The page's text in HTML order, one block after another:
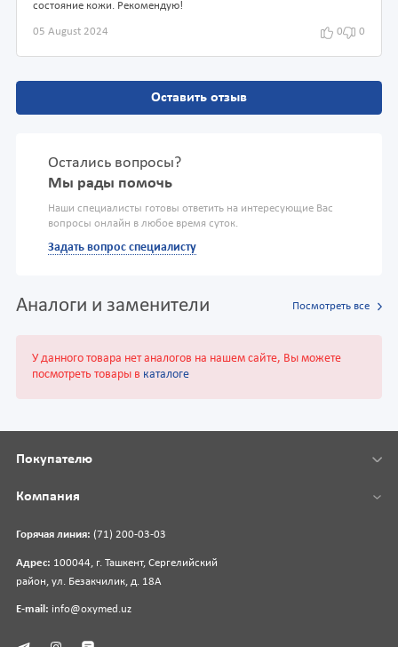
состояние кожи. Рекомендую!
05 August 2024 0 0
Оставить отзыв
Остались вопросы?
Мы рады помочь
Наши специалисты готовы ответить на интересующие Вас
вопросы онлайн в любое время суток.
Задать вопрос специалисту
Аналоги и заменители Посмотреть все
У данного товара нет аналогов на нашем сайте, Вы можете
посмотреть товары в каталоге
Горячая линия: (71) 200-03-03
Адрес: 100044, г. Ташкент, Сергелийский
район, ул. Безакчилик, д. 18А
E-mail: info@oxymed.uz
Покупателю
Компания